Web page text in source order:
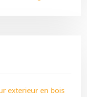
exterieur en bois